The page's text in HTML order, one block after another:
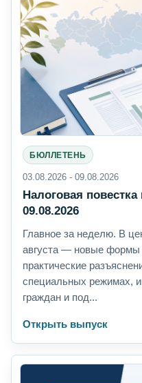
БЮЛЛЕТЕНЬ
03.08.2026 - 09.08.2026
Налоговая
09.08.2026
Главное за неделю. В
августа — новые формы
практические
специальных режимах,
граждан и под...
Открыть выпуск